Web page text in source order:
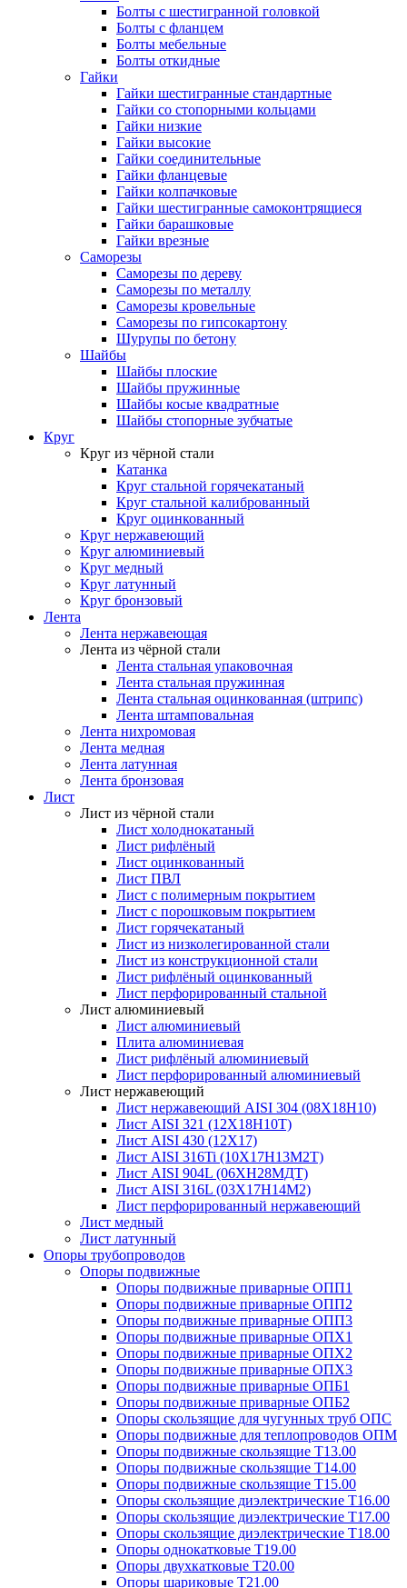
Болты с шестигранной головкой
Болты с фланцем
Болты мебельные
Болты откидные
Гайки
Гайки шестигранные стандартные
Гайки со стопорными кольцами
Гайки низкие
Гайки высокие
Гайки соединительные
Гайки фланцевые
Гайки колпачковые
Гайки шестигранные самоконтрящиеся
Гайки барашковые
Гайки врезные
Саморезы
Саморезы по дереву
Саморезы по металлу
Саморезы кровельные
Саморезы по гипсокартону
Шурупы по бетону
Шайбы
Шайбы плоские
Шайбы пружинные
Шайбы косые квадратные
Шайбы стопорные зубчатые
Круг
Круг из чёрной стали
Катанка
Круг стальной горячекатаный
Круг стальной калиброванный
Круг оцинкованный
Круг нержавеющий
Круг алюминиевый
Круг медный
Круг латунный
Круг бронзовый
Лента
Лента нержавеющая
Лента из чёрной стали
Лента стальная упаковочная
Лента стальная пружинная
Лента стальная оцинкованная (штрипс)
Лента штамповальная
Лента нихромовая
Лента медная
Лента латунная
Лента бронзовая
Лист
Лист из чёрной стали
Лист холоднокатаный
Лист рифлёный
Лист оцинкованный
Лист ПВЛ
Лист с полимерным покрытием
Лист с порошковым покрытием
Лист горячекатаный
Лист из низколегированной стали
Лист из конструкционной стали
Лист рифлёный оцинкованный
Лист перфорированный стальной
Лист алюминиевый
Лист алюминиевый
Плита алюминиевая
Лист рифлёный алюминиевый
Лист перфорированный алюминиевый
Лист нержавеющий
Лист нержавеющий AISI 304 (08Х18Н10)
Лист AISI 321 (12Х18Н10Т)
Лист AISI 430 (12Х17)
Лист AISI 316Ti (10Х17Н13М2Т)
Лист AISI 904L (06ХН28МДТ)
Лист AISI 316L (03Х17Н14М2)
Лист перфорированный нержавеющий
Лист медный
Лист латунный
Опоры трубопроводов
Опоры подвижные
Опоры подвижные приварные ОПП1
Опоры подвижные приварные ОПП2
Опоры подвижные приварные ОПП3
Опоры подвижные приварные ОПХ1
Опоры подвижные приварные ОПХ2
Опоры подвижные приварные ОПХ3
Опоры подвижные приварные ОПБ1
Опоры подвижные приварные ОПБ2
Опоры скользящие для чугунных труб ОПС
Опоры подвижные для теплопроводов ОПМ
Опоры подвижные скользящие Т13.00
Опоры подвижные скользящие Т14.00
Опоры подвижные скользящие Т15.00
Опоры скользящие диэлектрические Т16.00
Опоры скользящие диэлектрические Т17.00
Опоры скользящие диэлектрические Т18.00
Опоры однокатковые Т19.00
Опоры двухкатковые Т20.00
Опоры шариковые Т21.00